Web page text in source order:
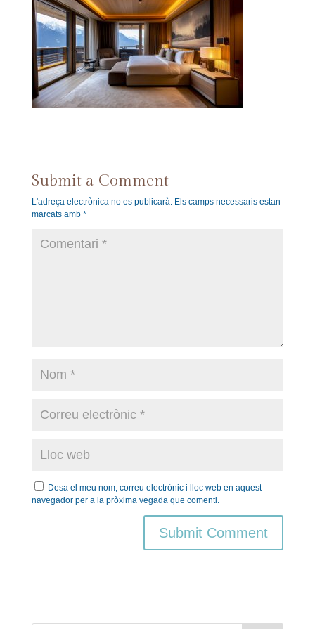
Submit a Comment
L'adreça electrònica no es publicarà. Els camps necessaris estan
marcats amb *
Desa el meu nom, correu electrònic i lloc web en aquest
navegador per a la pròxima vegada que comenti.